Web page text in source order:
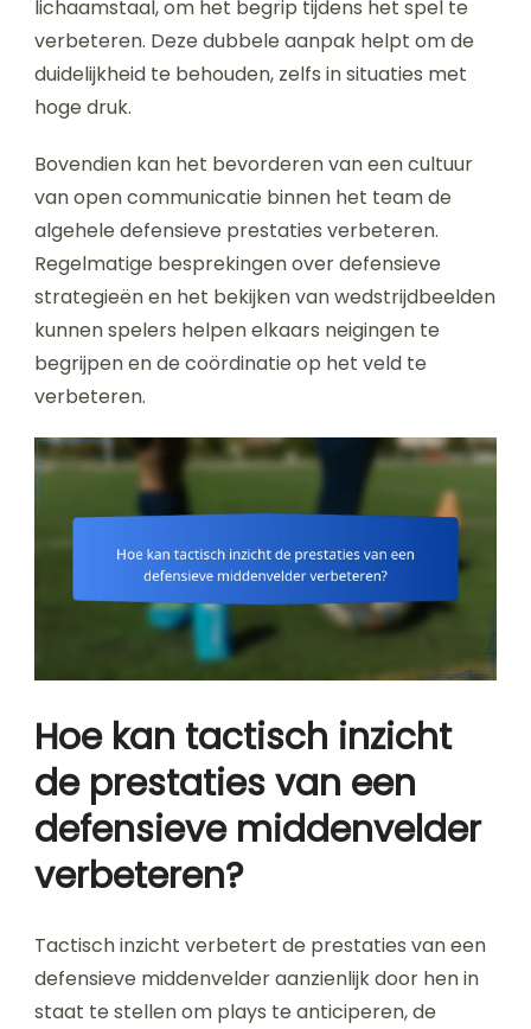
lichaamstaal, om het begrip tijdens het spel te
verbeteren. Deze dubbele aanpak helpt om de
duidelijkheid te behouden, zelfs in situaties met
hoge druk.
Bovendien kan het bevorderen van een cultuur
van open communicatie binnen het team de
algehele defensieve prestaties verbeteren.
Regelmatige besprekingen over defensieve
strategieën en het bekijken van wedstrijdbeelden
kunnen spelers helpen elkaars neigingen te
begrijpen en de coördinatie op het veld te
verbeteren.
Hoe kan tactisch inzicht
de prestaties van een
defensieve middenvelder
verbeteren?
Tactisch inzicht verbetert de prestaties van een
defensieve middenvelder aanzienlijk door hen in
staat te stellen om plays te anticiperen, de